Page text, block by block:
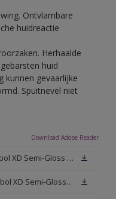
Ontvlambare
huidreactie
Herhaalde
huid
kunnen gevaarlijke
Spuitnevel niet
Download Adobe Reader
Technisch Informatieblad Rubbol XD Semi-Gloss (PDF)
Veiligheidsinformatieblad Rubbol XD Semi-Gloss White W05 (MSDS)